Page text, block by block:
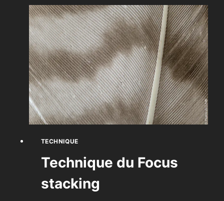
VOL
:
LES
RÉGLAGES
SIMPLES
POUR
DES
IMAGES
NETTES
TECHNIQUE
Technique du Focus
stacking